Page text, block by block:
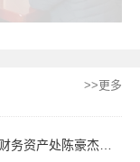
台州康伦塑业有限公司
>>更多